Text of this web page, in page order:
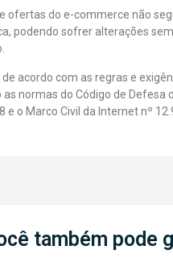
ofertas do e-commerce não
podendo sofrer alterações
acordo com as regras e
normas do Código de Defesa
e o Marco Civil da Internet nº
também pode